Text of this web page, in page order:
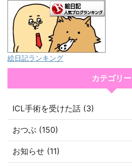
絵日記ランキング
カテゴリー
ICL手術を受けた話 (3)
おつぶ (150)
お知らせ (11)